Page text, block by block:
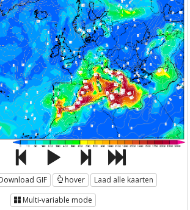
GIF hover
Laad alle kaarten
Multi-variable mode